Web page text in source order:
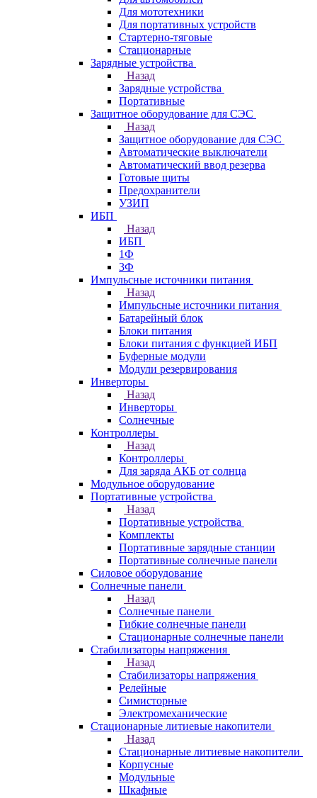
Для мототехники
Для портативных устройств
Стартерно-тяговые
Стационарные
Зарядные устройства
Назад
Зарядные устройства
Портативные
Защитное оборудование для СЭС
Назад
Защитное оборудование для СЭС
Автоматические выключатели
Автоматический ввод резерва
Готовые щиты
Предохранители
УЗИП
ИБП
Назад
ИБП
1Ф
3Ф
Импульсные источники питания
Назад
Импульсные источники питания
Батарейный блок
Блоки питания
Блоки питания с функцией ИБП
Буферные модули
Модули резервирования
Инверторы
Назад
Инверторы
Солнечные
Контроллеры
Назад
Контроллеры
Для заряда АКБ от солнца
Модульное оборудование
Портативные устройства
Назад
Портативные устройства
Комплекты
Портативные зарядные станции
Портативные солнечные панели
Силовое оборудование
Солнечные панели
Назад
Солнечные панели
Гибкие солнечные панели
Стационарные солнечные панели
Стабилизаторы напряжения
Назад
Стабилизаторы напряжения
Релейные
Симисторные
Электромеханические
Стационарные литиевые накопители
Назад
Стационарные литиевые накопители
Корпусные
Модульные
Шкафные